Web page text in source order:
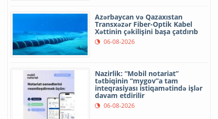
Azərbaycan və Qazaxıstan
Transxəzər Fiber-Optik Kabel
Xəttinin çəkilişini başa çatdırıb
06-08-2026
Nazirlik: “Mobil notariat”
tətbiqinin “mygov”a tam
inteqrasiyası istiqamətində işlər
davam etdirilir
06-08-2026